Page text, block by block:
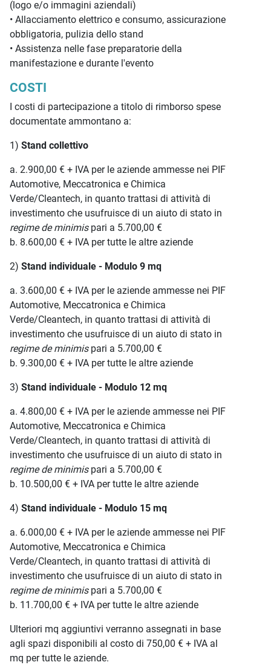
(logo e/o immagini aziendali)
• Allacciamento elettrico e consumo, assicurazione
obbligatoria, pulizia dello stand
• Assistenza nelle fase preparatorie della
manifestazione e durante l'evento
COSTI
I costi di partecipazione a titolo di rimborso spese
documentate ammontano a:
1) Stand collettivo
a. 2.900,00 € + IVA per le aziende ammesse nei PIF
Automotive, Meccatronica e Chimica
Verde/Cleantech, in quanto trattasi di attività di
investimento che usufruisce di un aiuto di stato in
regime de minimispari a 5.700,00 €
b. 8.600,00 € + IVA per tutte le altre aziende
2) Stand individuale - Modulo 9 mq
a. 3.600,00 € + IVA per le aziende ammesse nei PIF
Automotive, Meccatronica e Chimica
Verde/Cleantech, in quanto trattasi di attività di
investimento che usufruisce di un aiuto di stato in
regime de minimispari a 5.700,00 €
b. 9.300,00 € + IVA per tutte le altre aziende
3) Stand individuale - Modulo 12 mq
a. 4.800,00 € + IVA per le aziende ammesse nei PIF
Automotive, Meccatronica e Chimica
Verde/Cleantech, in quanto trattasi di attività di
investimento che usufruisce di un aiuto di stato in
regime de minimispari a 5.700,00 €
b. 10.500,00 € + IVA per tutte le altre aziende
4) Stand individuale - Modulo 15 mq
a. 6.000,00 € + IVA per le aziende ammesse nei PIF
Automotive, Meccatronica e Chimica
Verde/Cleantech, in quanto trattasi di attività di
investimento che usufruisce di un aiuto di stato in
regime de minimispari a 5.700,00 €
b. 11.700,00 € + IVA per tutte le altre aziende
Ulteriori mq aggiuntivi verranno assegnati in base
agli spazi disponibili al costo di 750,00 € + IVA al
mq per tutte le aziende.